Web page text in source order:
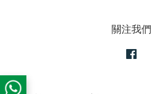
關注我們